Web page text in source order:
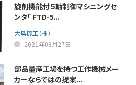
旋削機能付５軸制御マシニングセ
ンタ「 FTD-5...
大鳥機工（株）
2021年08月27日
部品量産工場を持つ工作機械メー
カーならではの提案...